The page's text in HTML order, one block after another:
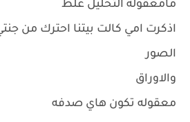
مامعقوله التحليل غلط
اذكرت امي كالت بيتنا احترك من
الصور
والاوراق
معقوله تكون هاي صدفه